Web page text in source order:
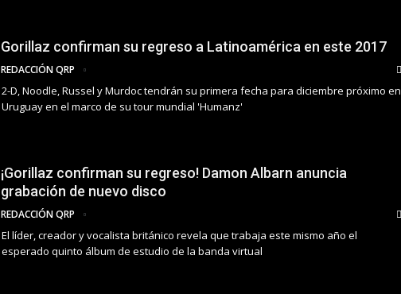
Gorillaz confirman su regreso a Latinoamérica en este 2017
REDACCIÓN QRP
2-D, Noodle, Russel y Murdoc tendrán su primera fecha para diciembre próximo en
Uruguay en el marco de su tour mundial 'Humanz'
¡Gorillaz confirman su regreso! Damon Albarn anuncia
grabación de nuevo disco
REDACCIÓN QRP
El líder, creador y vocalista británico revela que trabaja este mismo año el
esperado quinto álbum de estudio de la banda virtual